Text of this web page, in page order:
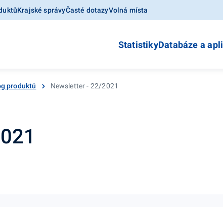
Krajské správyČasté dotazyVolná místa
StatistikyDatabáze a
produktů Newsletter - 22/2021